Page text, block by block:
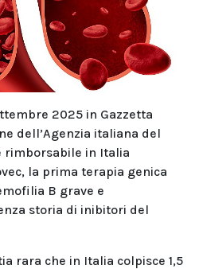
2025 in Gazzetta
dell’Agenzia italiana del
rimborsabile in Italia
la prima terapia genica
B grave e
storia di inibitori del
rara che in Italia colpisce 1,5